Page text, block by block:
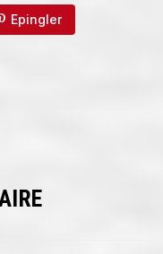
Epingler